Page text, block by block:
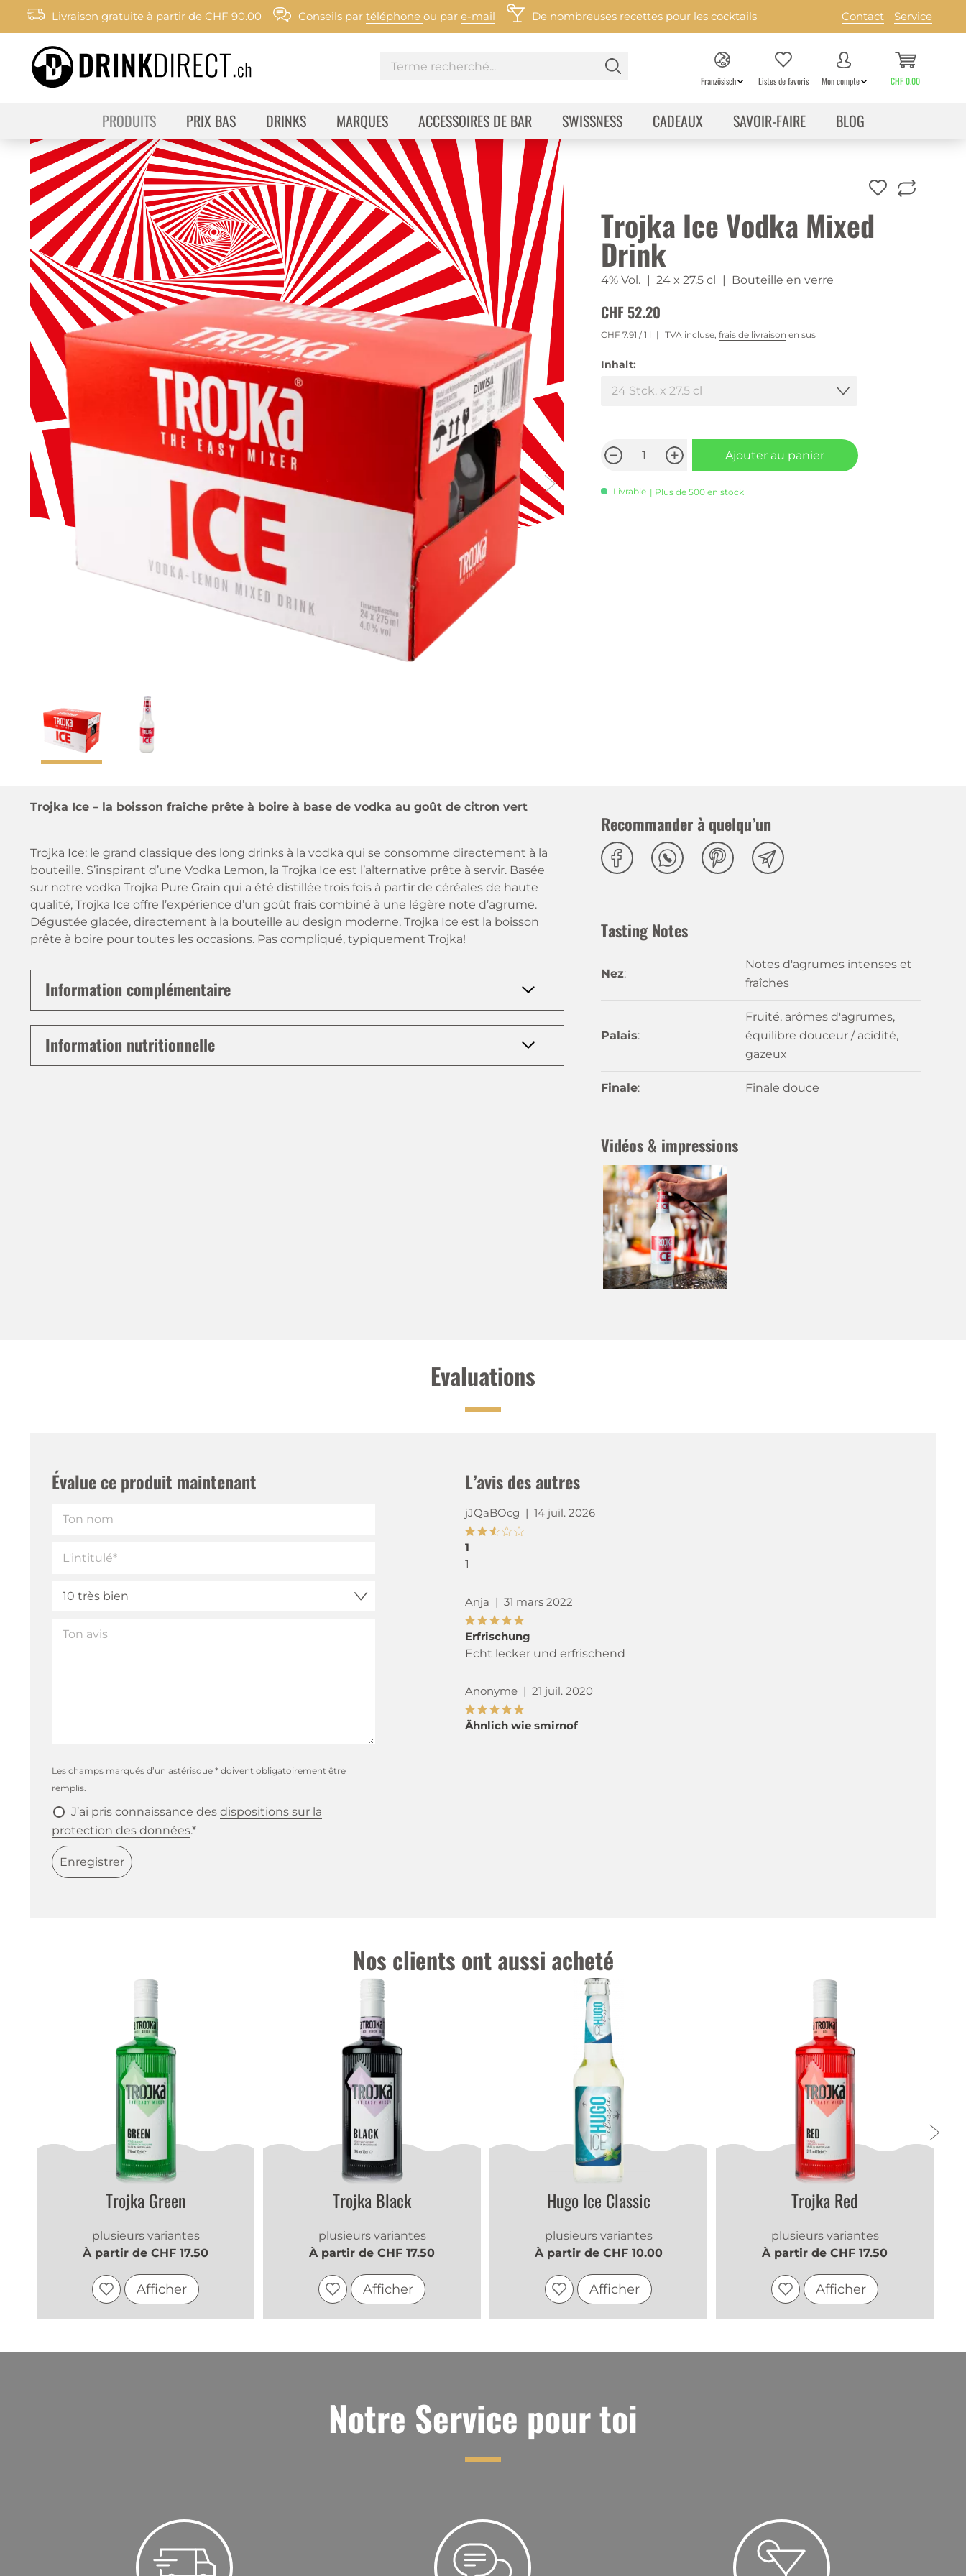
Livraison gratuite à partir de CHF 90.00 Conseils par téléphone ou par e-mail De nombreuses recettes pour les cocktails Contact Service
Französisch Listes de favoris Mon compte CHF 0.00
PRODUITS PRIX BAS DRINKS MARQUES ACCESSOIRES DE BAR SWISSNESS CADEAUX SAVOIR-FAIRE BLOG
Trojka Ice Vodka Mixed
Drink
4% Vol. | 24 x 27.5 cl | Bouteille en verre
CHF 52.20
CHF 7.91 / 1 l TVA incluse, frais de livraison en sus
Inhalt:
Ajouter au panier
Livrable | Plus de 500 en stock
Trojka Ice – la boisson fraîche prête à boire à base de vodka au goût de citron vert
Trojka Ice: le grand classique des long drinks à la vodka qui se consomme directement à la
bouteille. S’inspirant d’une Vodka Lemon, la Trojka Ice est l’alternative prête à servir. Basée
sur notre vodka Trojka Pure Grain qui a été distillée trois fois à partir de céréales de haute
qualité, Trojka Ice offre l’expérience d’un goût frais combiné à une légère note d’agrume.
Dégustée glacée, directement à la bouteille au design moderne, Trojka Ice est la boisson
prête à boire pour toutes les occasions. Pas compliqué, typiquement Trojka!
Information complémentaire
Information nutritionnelle
Recommander à quelqu’un
Tasting Notes
Nez:
Notes d'agrumes intenses et
fraîches
Palais:
Fruité, arômes d'agrumes,
équilibre douceur / acidité,
gazeux
Finale: Finale douce
Vidéos & impressions
Evaluations
L’avis des autres
jJQaBOcg | 14 juil. 2026
1
1
Anja | 31 mars 2022
Erfrischung
Echt lecker und erfrischend
Anonyme | 21 juil. 2020
Ähnlich wie smirnof
Évalue ce produit maintenant
Les champs marqués d’un astérisque * doivent obligatoirement être
remplis.
J’ai pris connaissance des dispositions sur la
protection des données.*
Enregistrer
Nos clients ont aussi acheté
Trojka Green
plusieurs variantes
À partir de CHF 17.50
Afficher
Trojka Black
plusieurs variantes
À partir de CHF 17.50
Afficher
Hugo Ice Classic
plusieurs variantes
À partir de CHF 10.00
Afficher
Trojka Red
plusieurs variantes
À partir de CHF 17.50
Afficher
Notre Service pour toi